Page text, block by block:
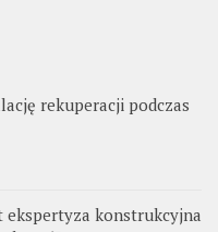
rekuperacji podczas
ekspertyza konstrukcyjna